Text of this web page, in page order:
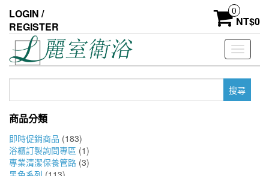
the
content
LOGIN /
REGISTER
0
NT$0
Toggle
鍵
商品分類
即時促銷商品 (183)
浴櫃訂製詢問專區 (1)
專業清潔保養管路 (3)